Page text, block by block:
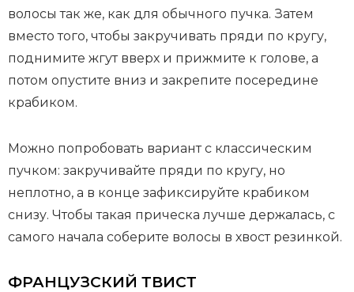
волосы так же, как для обычного пучка. Затем
вместо того, чтобы закручивать пряди по кругу,
поднимите жгут вверх и прижмите к голове, а
потом опустите вниз и закрепите посередине
крабиком.
Можно попробовать вариант с классическим
пучком: закручивайте пряди по кругу, но
неплотно, а в конце зафиксируйте крабиком
снизу. Чтобы такая прическа лучше держалась, с
самого начала соберите волосы в хвост резинкой.
ФРАНЦУЗСКИЙ ТВИСТ